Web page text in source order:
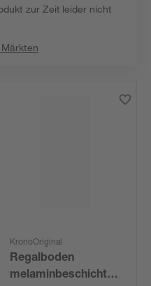
zur Zeit leider nicht
KronoOriginal
Regalboden
melaminbeschichtet